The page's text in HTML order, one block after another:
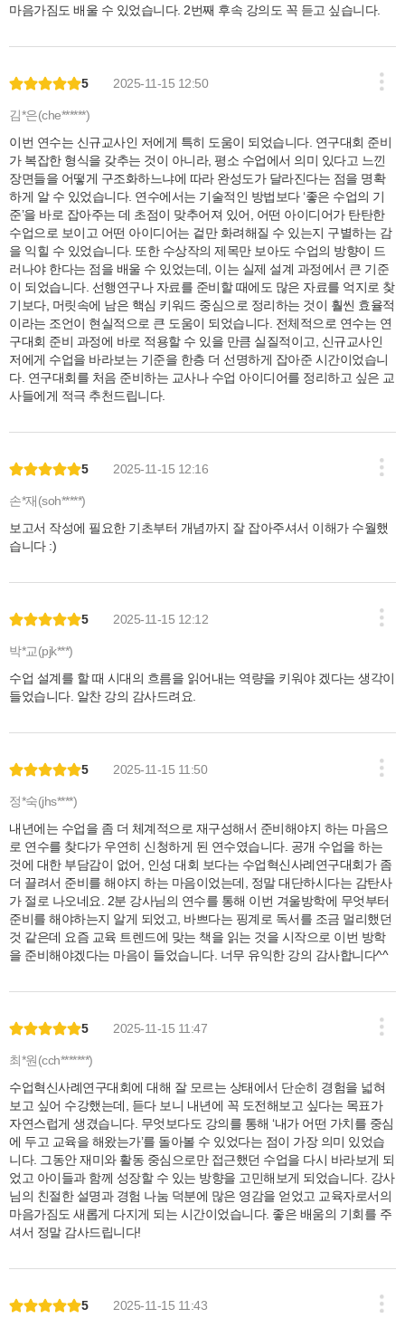
마음가짐도 배울 수 있었습니다. 2번째 후속 강의도 꼭 듣고 싶습니다.
5 2025-11-15 12:50
김*은(che******)
이번 연수는 신규교사인 저에게 특히 도움이 되었습니다. 연구대회 준비
가 복잡한 형식을 갖추는 것이 아니라, 평소 수업에서 의미 있다고 느낀
장면들을 어떻게 구조화하느냐에 따라 완성도가 달라진다는 점을 명확
하게 알 수 있었습니다. 연수에서는 기술적인 방법보다 ‘좋은 수업의 기
준’을 바로 잡아주는 데 초점이 맞추어져 있어, 어떤 아이디어가 탄탄한
수업으로 보이고 어떤 아이디어는 겉만 화려해질 수 있는지 구별하는 감
을 익힐 수 있었습니다. 또한 수상작의 제목만 보아도 수업의 방향이 드
러나야 한다는 점을 배울 수 있었는데, 이는 실제 설계 과정에서 큰 기준
이 되었습니다. 선행연구나 자료를 준비할 때에도 많은 자료를 억지로 찾
기보다, 머릿속에 남은 핵심 키워드 중심으로 정리하는 것이 훨씬 효율적
이라는 조언이 현실적으로 큰 도움이 되었습니다. 전체적으로 연수는 연
구대회 준비 과정에 바로 적용할 수 있을 만큼 실질적이고, 신규교사인
저에게 수업을 바라보는 기준을 한층 더 선명하게 잡아준 시간이었습니
다. 연구대회를 처음 준비하는 교사나 수업 아이디어를 정리하고 싶은 교
사들에게 적극 추천드립니다.
5 2025-11-15 12:16
손*재(soh*****)
보고서 작성에 필요한 기초부터 개념까지 잘 잡아주셔서 이해가 수월했
습니다 :)
5 2025-11-15 12:12
박*교(pjk***)
수업 설계를 할 때 시대의 흐름을 읽어내는 역량을 키워야 겠다는 생각이
들었습니다. 알찬 강의 감사드려요.
5 2025-11-15 11:50
정*숙(jhs****)
내년에는 수업을 좀 더 체계적으로 재구성해서 준비해야지 하는 마음으
로 연수를 찾다가 우연히 신청하게 된 연수였습니다. 공개 수업을 하는
것에 대한 부담감이 없어, 인성 대회 보다는 수업혁신사례연구대회가 좀
더 끌려서 준비를 해야지 하는 마음이었는데, 정말 대단하시다는 감탄사
가 절로 나오네요. 2분 강사님의 연수를 통해 이번 겨울방학에 무엇부터
준비를 해야하는지 알게 되었고, 바쁘다는 핑계로 독서를 조금 멀리했던
것 같은데 요즘 교육 트렌드에 맞는 책을 읽는 것을 시작으로 이번 방학
을 준비해야겠다는 마음이 들었습니다. 너무 유익한 강의 감사합니다^^
5 2025-11-15 11:47
최*원(cch*******)
수업혁신사례연구대회에 대해 잘 모르는 상태에서 단순히 경험을 넓혀
보고 싶어 수강했는데, 듣다 보니 내년에 꼭 도전해보고 싶다는 목표가
자연스럽게 생겼습니다. 무엇보다도 강의를 통해 ‘내가 어떤 가치를 중심
에 두고 교육을 해왔는가’를 돌아볼 수 있었다는 점이 가장 의미 있었습
니다. 그동안 재미와 활동 중심으로만 접근했던 수업을 다시 바라보게 되
었고 아이들과 함께 성장할 수 있는 방향을 고민해보게 되었습니다. 강사
님의 친절한 설명과 경험 나눔 덕분에 많은 영감을 얻었고 교육자로서의
마음가짐도 새롭게 다지게 되는 시간이었습니다. 좋은 배움의 기회를 주
셔서 정말 감사드립니다!
5 2025-11-15 11:43